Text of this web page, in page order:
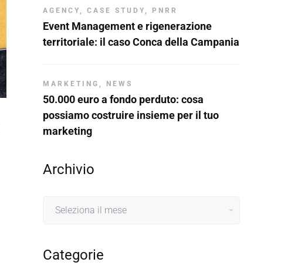
AGENCY , CASE STUDY , PNRR
Event Management e rigenerazione
territoriale: il caso Conca della Campania
MARKETING , NEWS
50.000 euro a fondo perduto: cosa
possiamo costruire insieme per il tuo
marketing
Archivio
Categorie